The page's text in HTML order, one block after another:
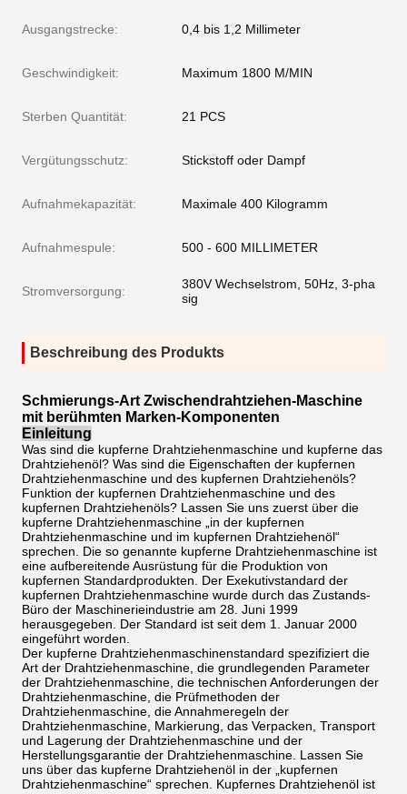
Ausgangstrecke: 0,4 bis 1,2 Millimeter
Geschwindigkeit: Maximum 1800 M/MIN
Sterben Quantität: 21 PCS
Vergütungsschutz: Stickstoff oder Dampf
Aufnahmekapazität: Maximale 400 Kilogramm
Aufnahmespule: 500 - 600 MILLIMETER
Stromversorgung:
380V Wechselstrom, 50Hz, 3-pha
sig
Beschreibung des Produkts
Schmierungs-Art Zwischendrahtziehen-Maschine
mit berühmten Marken-Komponenten
Einleitung
Was sind die kupferne Drahtziehenmaschine und kupferne das
Drahtziehenöl? Was sind die Eigenschaften der kupfernen
Drahtziehenmaschine und des kupfernen Drahtziehenöls?
Funktion der kupfernen Drahtziehenmaschine und des
kupfernen Drahtziehenöls? Lassen Sie uns zuerst über die
kupferne Drahtziehenmaschine „in der kupfernen
Drahtziehenmaschine und im kupfernen Drahtziehenöl“
sprechen. Die so genannte kupferne Drahtziehenmaschine ist
eine aufbereitende Ausrüstung für die Produktion von
kupfernen Standardprodukten. Der Exekutivstandard der
kupfernen Drahtziehenmaschine wurde durch das Zustands-
Büro der Maschinerieindustrie am 28. Juni 1999
herausgegeben. Der Standard ist seit dem 1. Januar 2000
eingeführt worden.
Der kupferne Drahtziehenmaschinenstandard spezifiziert die
Art der Drahtziehenmaschine, die grundlegenden Parameter
der Drahtziehenmaschine, die technischen Anforderungen der
Drahtziehenmaschine, die Prüfmethoden der
Drahtziehenmaschine, die Annahmeregeln der
Drahtziehenmaschine, Markierung, das Verpacken, Transport
und Lagerung der Drahtziehenmaschine und der
Herstellungsgarantie der Drahtziehenmaschine. Lassen Sie
uns über das kupferne Drahtziehenöl in der „kupfernen
Drahtziehenmaschine“ sprechen. Kupfernes Drahtziehenöl ist